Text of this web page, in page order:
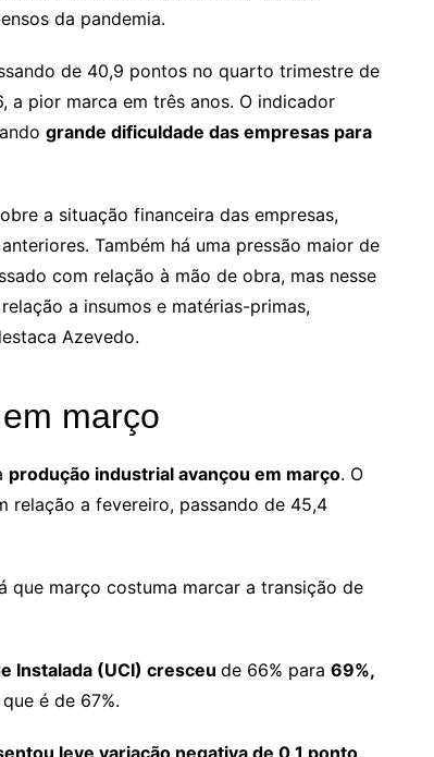
da pandemia.
de 40,9 pontos no quarto trimestre de
a pior marca em três anos. O indicador
grande dificuldade das empresas para
a situação financeira das empresas,
Também há uma pressão maior de
com relação à mão de obra, mas nesse
a insumos e matérias-primas,
Azevedo.
março
produção industrial avançou em março. O
relação a fevereiro, passando de 45,4
que março costuma marcar a transição de
Instalada (UCI) cresceu de 66% para 69%,
é de 67%.
leve variação negativa de 0,1 ponto,